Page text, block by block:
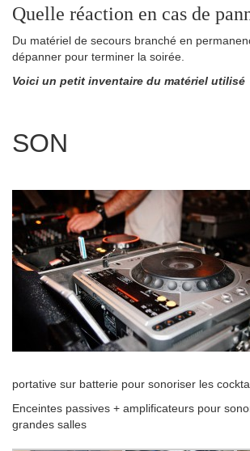
Quelle réaction en cas de
Du matériel de secours branché en
dépanner pour terminer la soirée.
Voici un petit inventaire du matériel utilisé
SON
portative sur batterie pour sonoriser les
Enceintes passives + amplificateurs pour
grandes salles